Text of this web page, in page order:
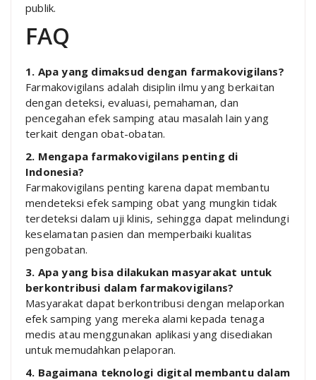
publik.
FAQ
1. Apa yang dimaksud dengan farmakovigilans?
Farmakovigilans adalah disiplin ilmu yang berkaitan
dengan deteksi, evaluasi, pemahaman, dan
pencegahan efek samping atau masalah lain yang
terkait dengan obat-obatan.
2. Mengapa farmakovigilans penting di
Indonesia?
Farmakovigilans penting karena dapat membantu
mendeteksi efek samping obat yang mungkin tidak
terdeteksi dalam uji klinis, sehingga dapat melindungi
keselamatan pasien dan memperbaiki kualitas
pengobatan.
3. Apa yang bisa dilakukan masyarakat untuk
berkontribusi dalam farmakovigilans?
Masyarakat dapat berkontribusi dengan melaporkan
efek samping yang mereka alami kepada tenaga
medis atau menggunakan aplikasi yang disediakan
untuk memudahkan pelaporan.
4. Bagaimana teknologi digital membantu dalam